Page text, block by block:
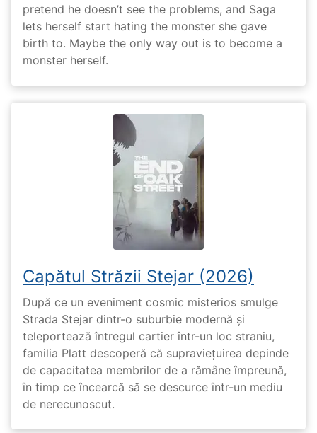
pretend he doesn’t see the problems, and Saga
lets herself start hating the monster she gave
birth to. Maybe the only way out is to become a
monster herself.
Capătul Străzii Stejar (2026)
După ce un eveniment cosmic misterios smulge
Strada Stejar dintr-o suburbie modernă și
teleportează întregul cartier într-un loc straniu,
familia Platt descoperă că supraviețuirea depinde
de capacitatea membrilor de a rămâne împreună,
în timp ce încearcă să se descurce într-un mediu
de nerecunoscut.